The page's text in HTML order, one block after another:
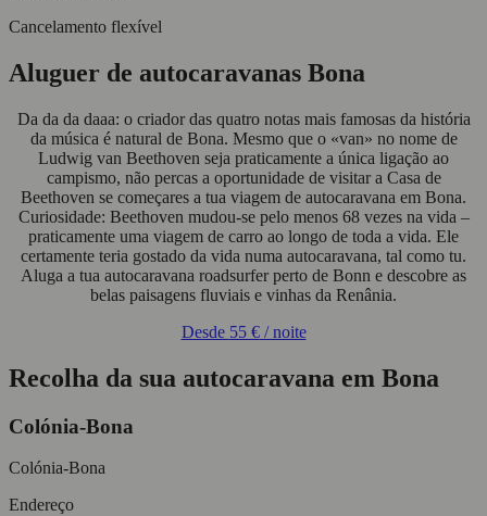
Cancelamento flexível
Aluguer de autocaravanas Bona
Da da da daaa: o criador das quatro notas mais famosas da história
da música é natural de Bona. Mesmo que o «van» no nome de
Ludwig van Beethoven seja praticamente a única ligação ao
campismo, não percas a oportunidade de visitar a Casa de
Beethoven se começares a tua viagem de autocaravana em Bona.
Curiosidade: Beethoven mudou-se pelo menos 68 vezes na vida –
praticamente uma viagem de carro ao longo de toda a vida. Ele
certamente teria gostado da vida numa autocaravana, tal como tu.
Aluga a tua autocaravana roadsurfer perto de Bonn e descobre as
belas paisagens fluviais e vinhas da Renânia.
Desde 55 €/ noite
Recolha da sua autocaravana em Bona
Colónia-Bona
Colónia-Bona
Endereço